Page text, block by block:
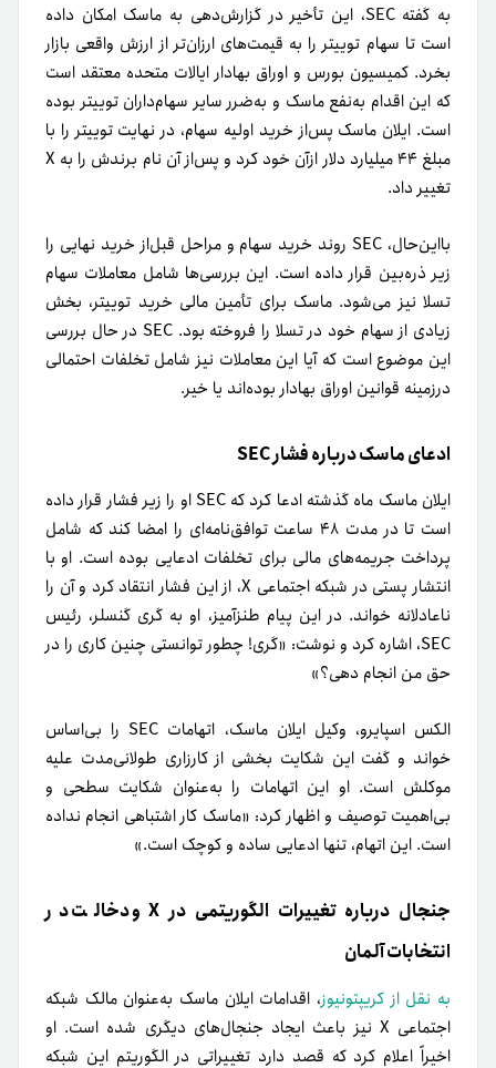
به گفته SEC، این تأخیر در گزارش‌دهی به ماسک امکان داده
است تا سهام توییتر را به قیمت‌های ارزان‌تر از ارزش واقعی بازار
بخرد. کمیسیون بورس و اوراق بهادار ایالات متحده معتقد است
که این اقدام به‌نفع ماسک و به‌ضرر سایر سهام‌داران توییتر بوده
است. ایلان ماسک پس‌از خرید اولیه سهام، در نهایت توییتر را با
مبلغ ۴۴ میلیارد دلار ازآن خود کرد و پس‌از آن نام برندش را به X
تغییر داد.
بااین‌حال، SEC روند خرید سهام و مراحل قبل‌از خرید نهایی را
زیر ذره‌بین قرار داده است. این بررسی‌ها شامل معاملات سهام
تسلا نیز می‌شود. ماسک برای تأمین مالی خرید توییتر، بخش
زیادی از سهام خود در تسلا را فروخته بود. SEC در حال بررسی
این موضوع است که آیا این معاملات نیز شامل تخلفات احتمالی
درزمینه قوانین اوراق بهادار بوده‌اند یا خیر.
ادعای ماسک درباره فشار SEC
ایلان ماسک ماه گذشته ادعا کرد که SEC او را زیر فشار قرار داده
است تا در مدت ۴۸ ساعت توافق‌نامه‌ای را امضا کند که شامل
پرداخت جریمه‌های مالی برای تخلفات ادعایی بوده است. او با
انتشار پستی در شبکه اجتماعی X، از این فشار انتقاد کرد و آن را
ناعادلانه خواند. در این پیام طنزآمیز، او به گری گنسلر، رئیس
SEC، اشاره کرد و نوشت: «گری! چطور توانستی چنین کاری را در
حق من انجام دهی؟»
الکس اسپایرو، وکیل ایلان ماسک، اتهامات SEC را بی‌اساس
خواند و گفت این شکایت بخشی از کارزاری طولانی‌مدت علیه
موکلش است. او این اتهامات را به‌عنوان شکایت سطحی و
بی‌اهمیت توصیف و اظهار کرد: «ماسک کار اشتباهی انجام نداده
است. این اتهام، تنها ادعایی ساده و کوچک است.»
جنجال درباره تغییرات الگوریتمی در X و دخالت در
انتخابات آلمان
به نقل از کریپتونیوز، اقدامات ایلان ماسک به‌عنوان مالک شبکه
اجتماعی X نیز باعث ایجاد جنجال‌های دیگری شده است. او
اخیراً اعلام کرد که قصد دارد تغییراتی در الگوریتم این شبکه